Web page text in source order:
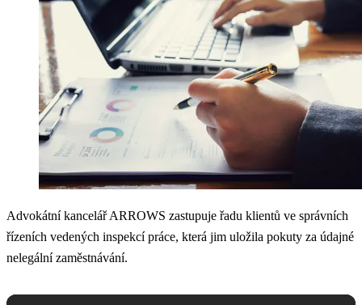
Advokátní kancelář ARROWS zastupuje řadu klientů ve správních
řízeních vedených inspekcí práce, která jim uložila pokuty za údajné
nelegální zaměstnávání.